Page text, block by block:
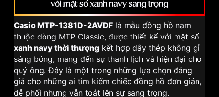
với mặt số xanh navy sang trọng
Casio MTP-1381D-2AVDF là mẫu đồng hồ nam
thuộc dòng MTP Classic, được thiết kế với mặt số
xanh navy thời thượng kết hợp dây thép không gỉ
sáng bóng, mang đến sự thanh lịch và hiện đại cho
quý ông. Đây là một trong những lựa chọn đáng
giá cho những ai tìm kiếm chiếc đồng hồ đơn giản,
dễ phối nhưng vẫn toát lên sự sang trọng.